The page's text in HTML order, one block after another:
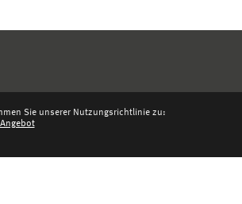
Sie unserer Nutzungsrichtlinie zu: